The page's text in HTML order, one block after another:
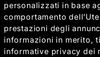
personalizzati in base
comportamento
prestazioni degli
informazioni in merito,
informative privacy dei